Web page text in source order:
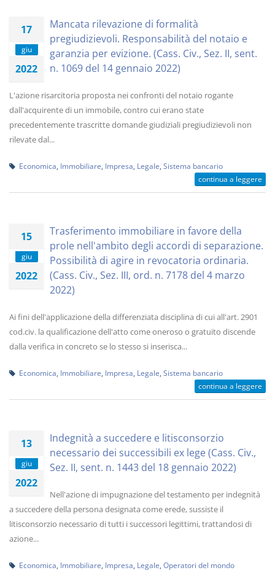
17
giu
2022
Mancata rilevazione di formalità
pregiudizievoli. Responsabilità del notaio e
garanzia per evizione. (Cass. Civ., Sez. II, sent.
n. 1069 del 14 gennaio 2022)
L'azione risarcitoria proposta nei confronti del notaio rogante
dall'acquirente di un immobile, contro cui erano state
precedentemente trascritte domande giudiziali pregiudizievoli non
rilevate dal...
Economica Immobiliare Impresa Legale Sistema bancario
continua a leggere
15
giu
2022
Trasferimento immobiliare in favore della
prole nell'ambito degli accordi di separazione.
Possibilità di agire in revocatoria ordinaria.
(Cass. Civ., Sez. III, ord. n. 7178 del 4 marzo
2022)
Ai fini dell'applicazione della differenziata disciplina di cui all'art. 2901
cod.civ. la qualificazione dell'atto come oneroso o gratuito discende
dalla verifica in concreto se lo stesso si inserisca...
Economica Immobiliare Impresa Legale Sistema bancario
continua a leggere
13
giu
2022
Indegnità a succedere e litisconsorzio
necessario dei successibili ex lege (Cass. Civ.,
Sez. II, sent. n. 1443 del 18 gennaio 2022)
Nell'azione di impugnazione del testamento per indegnità
a succedere della persona designata come erede, sussiste il
litisconsorzio necessario di tutti i successori legittimi, trattandosi di
azione...
Economica Immobiliare Impresa Legale Operatori del mondo